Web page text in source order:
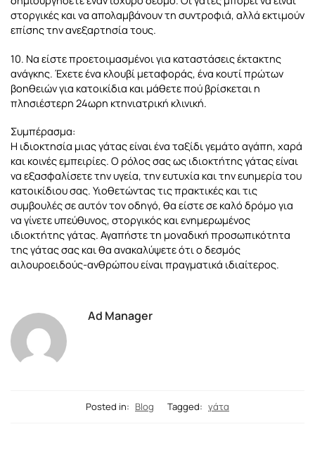
στοργικές και να απολαμβάνουν τη συντροφιά, αλλά εκτιμούν
επίσης την ανεξαρτησία τους.
10. Να είστε προετοιμασμένοι για καταστάσεις έκτακτης
ανάγκης. Έχετε ένα κλουβί μεταφοράς, ένα κουτί πρώτων
βοηθειών για κατοικίδια και μάθετε πού βρίσκεται η
πλησιέστερη 24ωρη κτηνιατρική κλινική.
Συμπέρασμα:
Η ιδιοκτησία μιας γάτας είναι ένα ταξίδι γεμάτο αγάπη, χαρά
και κοινές εμπειρίες. Ο ρόλος σας ως ιδιοκτήτης γάτας είναι
να εξασφαλίσετε την υγεία, την ευτυχία και την ευημερία του
κατοικίδιου σας. Υιοθετώντας τις πρακτικές και τις
συμβουλές σε αυτόν τον οδηγό, θα είστε σε καλό δρόμο για
να γίνετε υπεύθυνος, στοργικός και ενημερωμένος
ιδιοκτήτης γάτας. Αγαπήστε τη μοναδική προσωπικότητα
της γάτας σας και θα ανακαλύψετε ότι ο δεσμός
αιλουροειδούς-ανθρώπου είναι πραγματικά ιδιαίτερος.
Ad Manager
Posted in: Blog Tagged: γάτα